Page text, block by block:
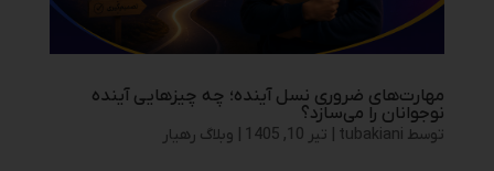
مهارت‌های ضروری نسل آینده؛ چه چیزهایی آینده
نوجوانان را می‌سازد؟
توسط tubakiani تیر 10, 1405 وبلاگ رهیار